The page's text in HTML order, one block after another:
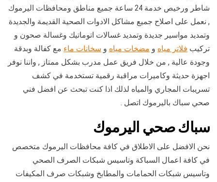
شاطر ورخيص خدمة 24 ساعة جميع مناطق ومحافظات اليرموك
, نعمل على اصلاح جميع مشاكل الادوات الصحية القديمة والجديدة
وتمديد مواسير جديدة وتمديد غسالات اتوماتيك وغسالة صحون و
تركيب فلاتر مياه و مضخات مياه و سخانات ماء مع كفالة وبدقة
وجودة عالية , من خلال فريق عمل مدرب بشكل ممتاز , واننا نوفر
اجهزة حديثة وكاميرات مراقبة رقمية تستخدمة في كشف
تسريبات المجاري والمياه لذلك اذا كنت تبحث عن افضل فني
صحي سباك باليرموك اتصل .
سباك صحي اليرموك
نحن الافضل على الاطلاق في كافة محافظات اليرموك متخصص
في كافة اعمال السباكة وتاسيس شبكات الصرف الصحي
وتاسيس شبكات الحمامات والمطابخ وشبكات صرف المكيفات